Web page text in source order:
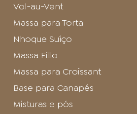
Vol-au-Vent
Massa para Torta
Nhoque Suíço
Massa Fillo
Massa para Croissant
Base para Canapés
Misturas e pós